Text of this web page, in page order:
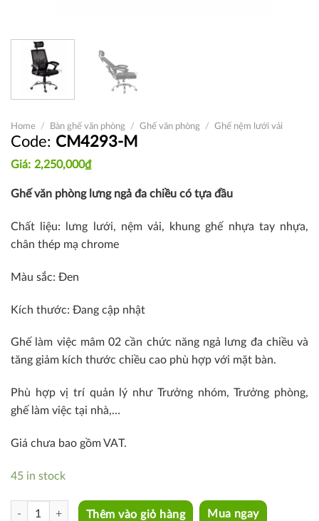
Home / Bàn ghế văn phòng / Ghế văn phòng / Ghế nệm lưới vải
CM4293-M
2,250,000₫
Ghế văn phòng lưng ngả đa chiều có tựa đầu
Chất liệu: lưng lưới, nệm vải, khung ghế nhựa tay nhựa,
chân thép mạ chrome
Màu sắc: Đen
Kích thước: Đang cập nhật
Ghế làm việc mâm 02 cần chức năng ngả lưng đa chiều và
tăng giảm kích thước chiều cao phù hợp với mặt bàn.
Phù hợp vị trí quản lý như Trưởng nhóm, Trưởng phòng,
ghế làm việc tại nhà,…
Giá chưa bao gồm VAT.
45 in stock
CM4293-M quantity
Thêm vào giỏ hàng Mua ngay